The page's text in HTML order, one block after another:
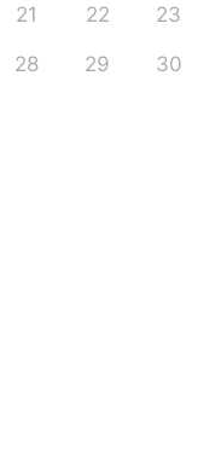
21 22 23
28 29 30